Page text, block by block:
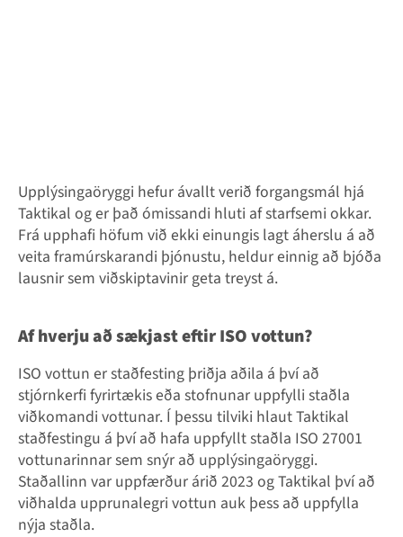
Upplýsingaöryggi hefur ávallt verið forgangsmál hjá
Taktikal og er það ómissandi hluti af starfsemi okkar.
Frá upphafi höfum við ekki einungis lagt áherslu á að
veita framúrskarandi þjónustu, heldur einnig að bjóða
lausnir sem viðskiptavinir geta treyst á.
Af hverju að sækjast eftir ISO vottun?
ISO vottun er staðfesting þriðja aðila á því að
stjórnkerfi fyrirtækis eða stofnunar uppfylli staðla
viðkomandi vottunar. Í þessu tilviki hlaut Taktikal
staðfestingu á því að hafa uppfyllt staðla ISO 27001
vottunarinnar sem snýr að upplýsingaöryggi.
Staðallinn var uppfærður árið 2023 og Taktikal því að
viðhalda upprunalegri vottun auk þess að uppfylla
nýja staðla.